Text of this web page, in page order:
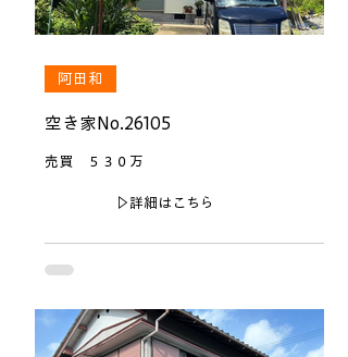
空き家No.26105
売買 ５３０万
▷詳細はこちら
阿田和